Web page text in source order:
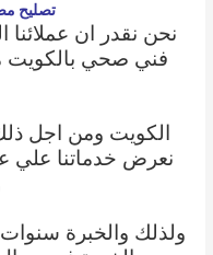
تصليح
نحن نقدر ان
فني صحي بالكويت
الكويت ومن اجل
نعرض خدماتنا علي
ولذلك والخبرة